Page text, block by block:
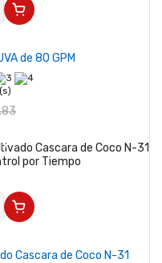
de 80 GPM
Cascara de Coco N-31